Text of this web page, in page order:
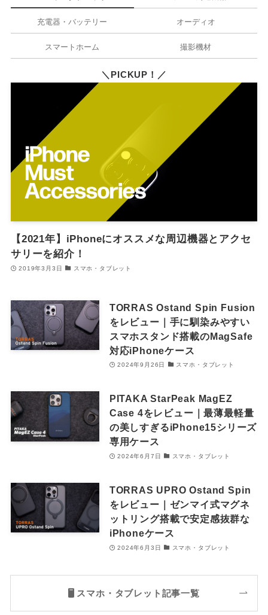
充電器・バッテリー オーディオ
スマートホーム 撮影機材
＼PICKUP！／
【2021年】iPhoneにオススメな周辺機器とアクセ
サリーを紹介！
2019年3月3日 スマホ・タブレット
TORRAS Ostand Spin Fusion
をレビュー｜手に馴染みやすい
スマホスタンド搭載のMagSafe
対応iPhoneケース
2024年9月26日 スマホ・タブレット
PITAKA StarPeak MagEZ
Case 4をレビュー｜最薄最軽量
の美しすぎるiPhone15シリーズ
専用ケース
2024年6月7日 スマホ・タブレット
TORRAS UPRO Ostand Spin
をレビュー｜ゼンマイ式マグネ
ットリング搭載で安定感抜群な
iPhoneケース
2024年6月3日 スマホ・タブレット
スマホ・タブレット記事一覧